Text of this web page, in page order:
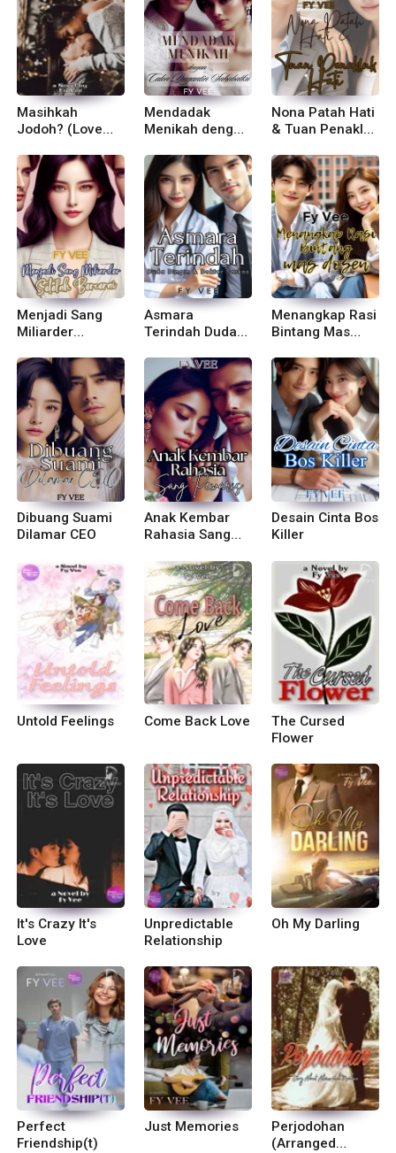
Masihkah
Jodoh? (Love
You and GOD)
Mendadak
Menikah dengan
Sahabatku
Nona Patah Hati
& Tuan Penakluk
Menjadi Sang
Miliarder
Asmara
Terindah Duda
Sarkas
Menangkap Rasi
Bintang Mas
Dibuang Suami
Dilamar CEO
Anak Kembar
Rahasia Sang
Desain Cinta Bos
Killer
Untold Feelings Come Back Love
The Cursed
Flower
It's Crazy It's
Love
Unpredictable
Relationship
Oh My Darling
Perfect
Friendship(t)
Just Memories
Perjodohan
(Arranged